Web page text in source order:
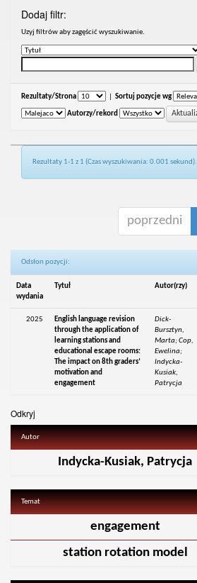
Dodaj filtr:
Uzyj filtrów aby zagęścić wyszukiwanie.
Rezultaty/Strona Sortuj pozycje wg
Autorzy/rekord
Rezultaty 1-1 z 1 (Czas wyszukiwania: 0.001 sekund).
poprzedni
Odsłon pozycji:
Data
wydania
Tytuł Autor(rzy)
2025
English language revision
through the application of
learning stations and
educational escape rooms:
The impact on 8th graders’
motivation and
engagement
Dick-
Bursztyn,
Marta; Cop,
Ewelina;
Indycka-
Kusiak,
Patrycja
Odkryj
Autor
Indycka-Kusiak, Patrycja
Temat
engagement
station rotation model